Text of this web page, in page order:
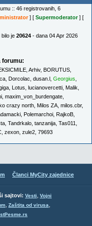
:: 46 registrovanih, 6
] [ Supermoderator] [
je 20624 - dana 04 Apr 2026
forumu:
Arhiv, BORUTUS
Dorcolac dusan.l Georgius
Lotus lucianovercetti Malik
maxim_von_burdengate
crazy north Milos ZA milos.cbr,
Polemarchoi RajkoB
Tandrkalo tanzanija Tas011
zexon zule2 79693
Članci MyCity zajednice
sajtovi: Vesti, Vojni
, Zaštita od virusa,